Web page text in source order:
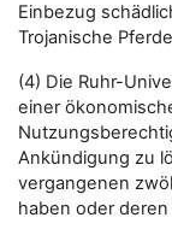
Einbezug
Trojanische
(4) Die Ruhr-
einer
Ankündigung zu
vergangenen
haben oder